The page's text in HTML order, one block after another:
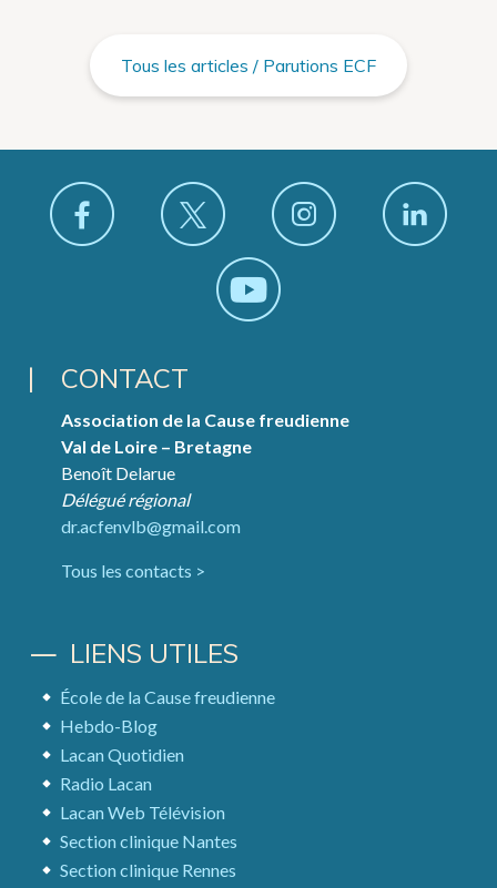
Tous les articles / Parutions ECF
CONTACT
Association de la Cause freudienne
Val de Loire – Bretagne
Benoît Delarue
Délégué régional
dr.acfenvlb@gmail.com
Tous les contacts >
LIENS UTILES
École de la Cause freudienne
Hebdo-Blog
Lacan Quotidien
Radio Lacan
Lacan Web Télévision
Section clinique Nantes
Section clinique Rennes